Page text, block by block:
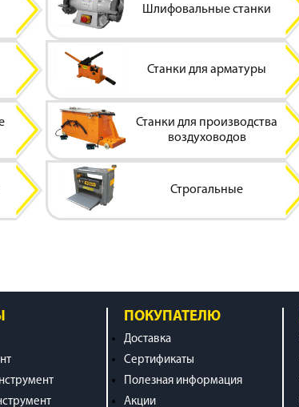
Шлифовальные станки
Станки для арматуры
Станки для производства
воздуховодов
Строгальные
ПОКУПАТЕЛЮ
Доставка
Сертификаты
Полезная информация
Акции